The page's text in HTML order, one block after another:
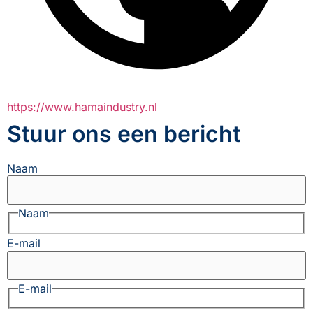
https://www.hamaindustry.nl
Stuur ons een bericht
Naam
Naam
E-mail
E-mail